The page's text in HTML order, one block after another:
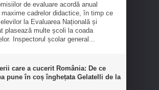
de evaluare acordă anual
cadrelor didactice, în timp ce
la Evaluarea Națională și
plasează multe școli la coada
Inspectorul școlar general...
care a cucerit România: De ce
pune în coș înghețata Gelatelli de la